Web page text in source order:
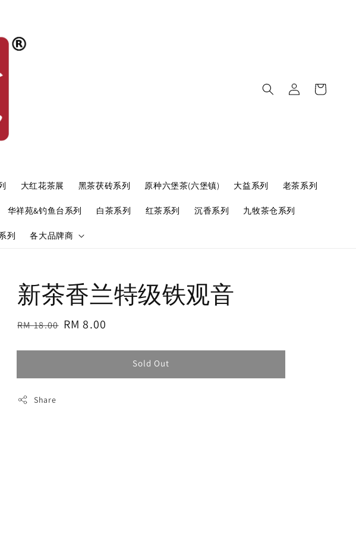
大红花茶展 黑茶茯砖系列 原种六堡茶(六堡镇) 大益系列 老茶系列
华祥苑&钓鱼台系列 白茶系列 红茶系列 沉香系列 九牧茶仓系列
列 各大品牌商
新茶香兰特级铁观音
Regular
RM 18.00 Sale
RM 8.00
Sold Out
Share